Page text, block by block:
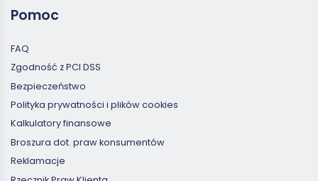
Pomoc
FAQ
Zgodność z PCI DSS
Bezpieczeństwo
Polityka prywatności i plików cookies
Kalkulatory finansowe
Broszura dot. praw konsumentów
Reklamacje